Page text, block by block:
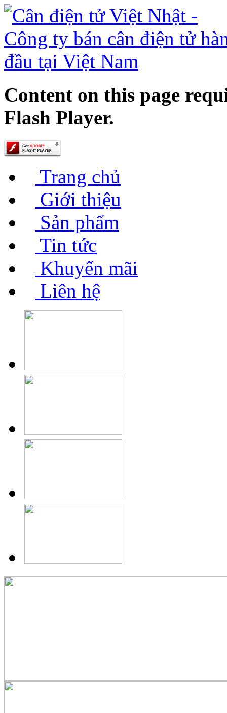
Content on this page
Flash Player.
Trang chủ
Giới thiệu
Sản phẩm
Tin tức
Khuyến mãi
Liên hệ